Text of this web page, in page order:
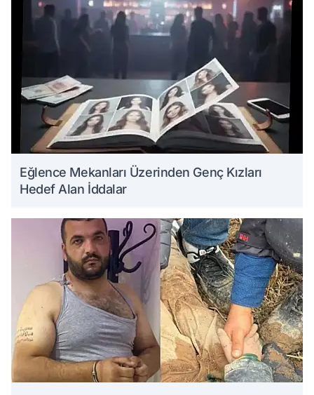
Eğlence Mekanları Üzerinden Genç Kızları
Hedef Alan İddalar